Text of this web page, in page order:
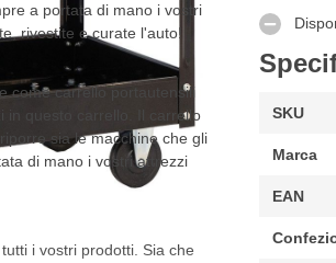
a portata di mano i vostri
rivestite e curate l'auto!
come carrello portautensili
in questo carrello. Il carrello
sia le macchine che gli
di mano i vostri attrezzi
i vostri prodotti. Sia che
SKU
Marca
EAN